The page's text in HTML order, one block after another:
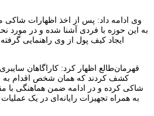
وی ادامه داد: پس از اخذ اظهارات
به این حوزه با فردی آشنا شده و در مورد
ایجاد کیف پول از وی راهنمایی
قهرمان‌طالع اظهار کرد: کاراگاهان
کشف کردند که همان شخص اقدام به
شاکی کرده و در ادامه ضمن هماهنگی با
به همراه تجهیزات رایانه‌ای در یک